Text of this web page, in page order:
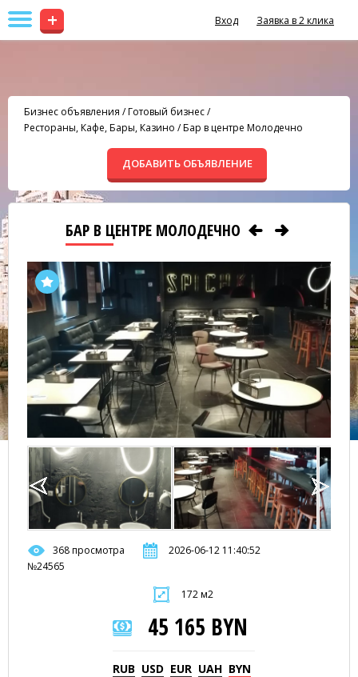
+ Вход Заявка в 2 клика
Бизнес объявления /Готовый бизнес/
Рестораны, Кафе, Бары, Казино /Бар в центре Молодечно
ДОБАВИТЬ ОБЪЯВЛЕНИЕ
БАР В ЦЕНТРЕ МОЛОДЕЧНО
368 просмотра
2026-06-12 11:40:52
№24565
172 м2
45 165 BYN
RUB USD EUR UAH BYN